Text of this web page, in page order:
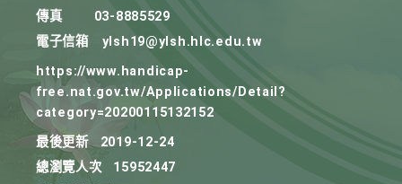
傳真
03-8885529
電子信箱
ylsh19@ylsh.hlc.edu.tw
https://www.handicap-
free.nat.gov.tw/Applications/Detail?
category=20200115132152
最後更新
2019-12-24
總瀏覽人次
15952447